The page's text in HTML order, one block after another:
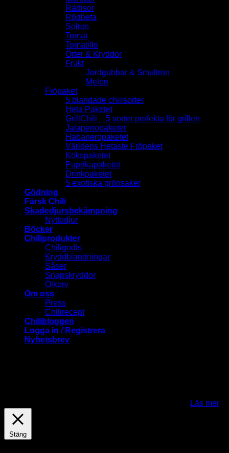
Rädisor
Rödbeta
Solros
Tomat
Tomatillo
Örter & Kryddor
Frukt
Jordgubbar & Smultron
Melon
Fröpaket
5 blandade chilisorter
Heta Paketet
GrillChili – 5 sorter perfekta för grillen
Jalapenopaketet
Habaneropaketet
Världens Hetaste Fröpaket
Kökspaketet
Paprikapaketet
Drinkpaketet
5 exotiska grönsaker
Gödning
Färsk Chili
Skadedjursbekämpning
Nyttodjur
Böcker
Chiliprodukter
Chiligodis
Kryddblandningar
Såser
Snapskryddor
Ölkorv
Om oss
Press
Chilirecept
Chilibloggen
Logga in / Registrera
Nyhetsbrev
Läs mer
Stäng